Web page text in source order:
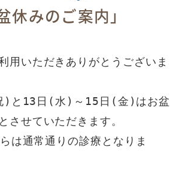
休みのご案内」
用いただきありがとうございま
)と13日(水)～15日(金)はお盆
させていただきます。
は通常通りの診療となりま